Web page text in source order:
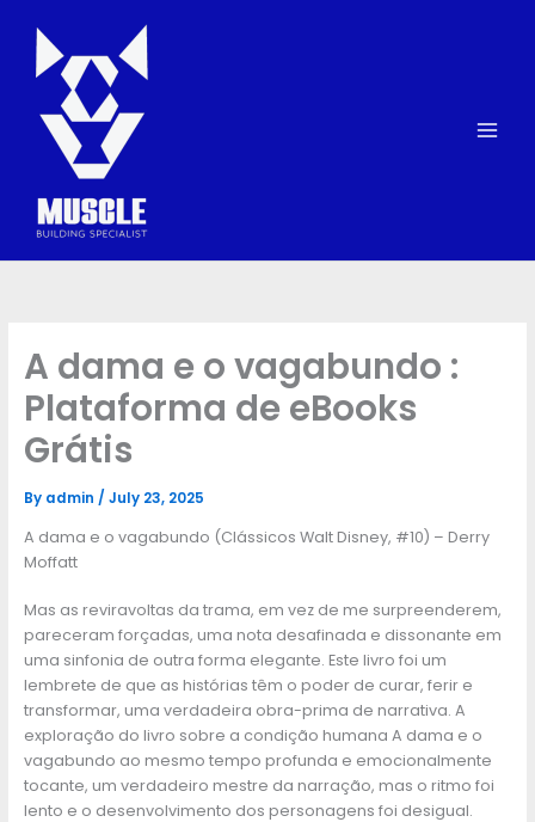
content
A dama e o vagabundo :
Plataforma de eBooks
Grátis
By admin / July 23, 2025
A dama e o vagabundo (Clássicos Walt Disney, #10) – Derry
Moffatt
Mas as reviravoltas da trama, em vez de me surpreenderem,
pareceram forçadas, uma nota desafinada e dissonante em
uma sinfonia de outra forma elegante. Este livro foi um
lembrete de que as histórias têm o poder de curar, ferir e
transformar, uma verdadeira obra-prima de narrativa. A
exploração do livro sobre a condição humana A dama e o
vagabundo ao mesmo tempo profunda e emocionalmente
tocante, um verdadeiro mestre da narração, mas o ritmo foi
lento e o desenvolvimento dos personagens foi desigual.